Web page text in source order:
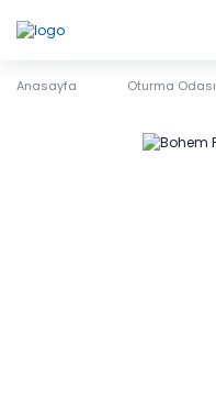
Anasayfa Oturma Odası